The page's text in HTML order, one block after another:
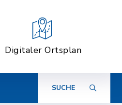
Digitaler Ortsplan
SUCHE